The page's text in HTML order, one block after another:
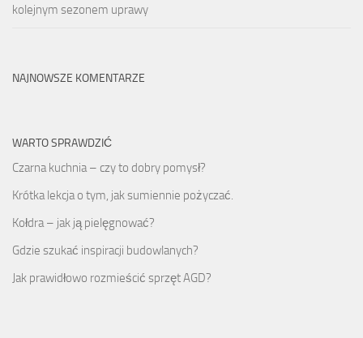
kolejnym sezonem uprawy
NAJNOWSZE KOMENTARZE
WARTO SPRAWDZIĆ
Czarna kuchnia – czy to dobry pomysł?
Krótka lekcja o tym, jak sumiennie pożyczać.
Kołdra – jak ją pielęgnować?
Gdzie szukać inspiracji budowlanych?
Jak prawidłowo rozmieścić sprzęt AGD?